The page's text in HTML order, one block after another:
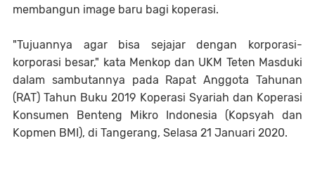
membangun image baru bagi koperasi.
"Tujuannya agar bisa sejajar dengan korporasi-
korporasi besar," kata Menkop dan UKM Teten Masduki
dalam sambutannya pada Rapat Anggota Tahunan
(RAT) Tahun Buku 2019 Koperasi Syariah dan Koperasi
Konsumen Benteng Mikro Indonesia (Kopsyah dan
Kopmen BMI), di Tangerang, Selasa 21 Januari 2020.